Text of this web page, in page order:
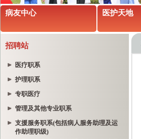
病友中心 医护天地
招聘站
医疗职系
护理职系
专职医疗
管理及其他专业职系
支援服务职系(包括病人服务助理及运
作助理职级)